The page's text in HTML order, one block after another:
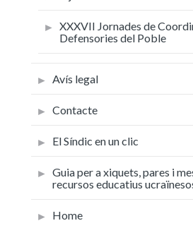
XXXVII Jornades de
Defensories del Poble
Avís legal
Contacte
El Síndic en un clic
Guia per a xiquets, pares i
recursos educatius
Home